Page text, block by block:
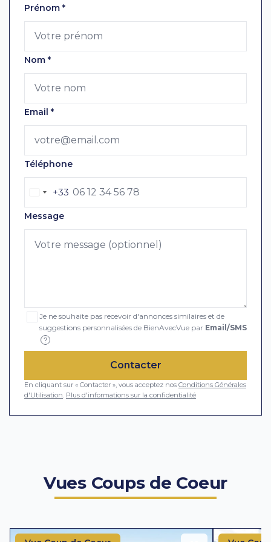
Laissez ce champ vide
Prénom *
Nom *
Email *
Téléphone
+33
Message
Je ne souhaite pas recevoir d'annonces similaires et de
suggestions personnalisées de BienAvecVue par Email/SMS
?
Contacter
En cliquant sur « Contacter », vous acceptez nos Conditions Générales
d'Utilisation Plus d'informations sur la confidentialité
Vues Coups de Coeur